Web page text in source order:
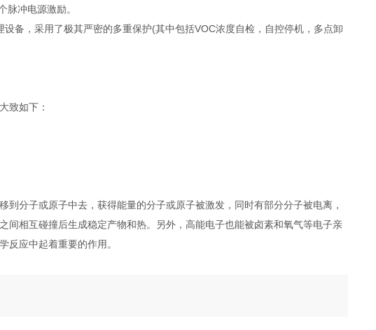
冲电源激励。
备，采用了极其严密的多重保护(其中包括VOC浓度自检，自控停机，多点卸
致如下：
分子或原子中去，获得能量的分子或原子被激发，同时有部分分子被电离，
相互碰撞后生成稳定产物和热。另外，高能电子也能被卤素和氧气等电子亲
反应中起着重要的作用。